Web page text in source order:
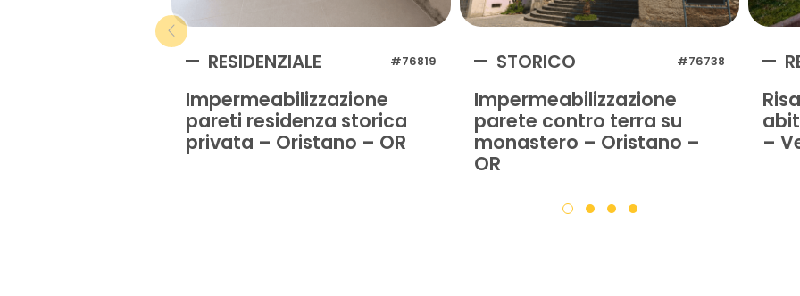
RESIDENZIALE #76819
Impermeabilizzazione
pareti residenza storica
privata – Oristano – OR
STORICO #76738
Impermeabilizzazione
parete contro terra su
monastero – Oristano –
OR
–